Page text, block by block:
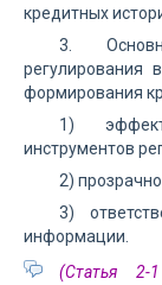
кредитных
3.
регулирования
формирования
1)
инструментов
2)
3)
информации.
(Статья 2-